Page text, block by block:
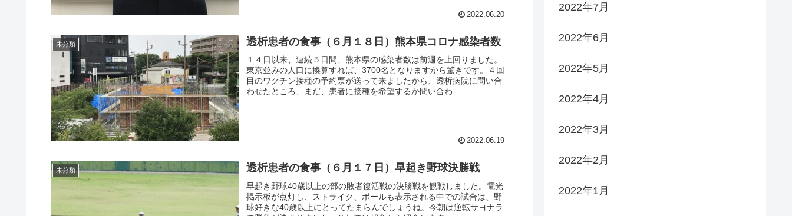
2022.06.20
未分類 透析患者の食事（６月１８日）熊本県コロナ感染者数
１４日以来、連続５日間、熊本県の感染者数は前週を上回りました。
東京並みの人口に換算すれば、3700名となりますから驚きです。４回
目のワクチン接種の予約票が送って来ましたから、透析病院に問い合
わせたところ、まだ、患者に接種を希望するか問い合わ...
2022.06.19
未分類 透析患者の食事（６月１７日）早起き野球決勝戦
早起き野球40歳以上の部の敗者復活戦の決勝戦を観戦しました。電光
掲示板が点灯し、ストライク、ボールも表示される中での試合は、野
球好きな40歳以上にとってたまらんでしょうね。今朝は逆転サヨナラ
2022年7月
2022年6月
2022年5月
2022年4月
2022年3月
2022年2月
2022年1月